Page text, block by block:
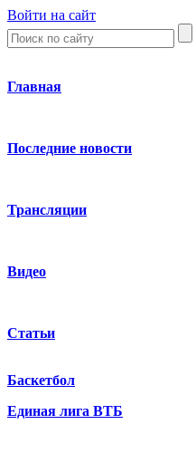
Войти на сайт
Главная
Последние новости
Трансляции
Видео
Статьи
Баскетбол
Единая лига ВТБ